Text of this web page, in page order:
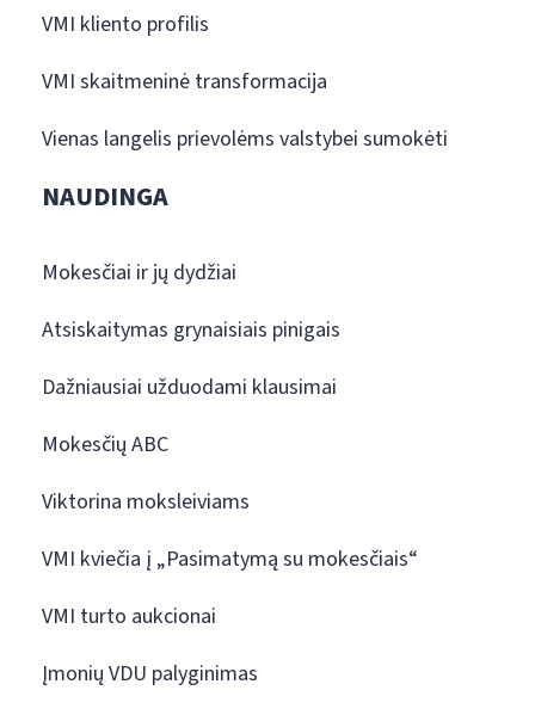
VMI kliento profilis
VMI skaitmeninė transformacija
Vienas langelis prievolėms valstybei sumokėti
NAUDINGA
Mokesčiai ir jų dydžiai
Atsiskaitymas grynaisiais pinigais
Dažniausiai užduodami klausimai
Mokesčių ABC
Viktorina moksleiviams
VMI kviečia į „Pasimatymą su mokesčiais“
VMI turto aukcionai
Įmonių VDU palyginimas